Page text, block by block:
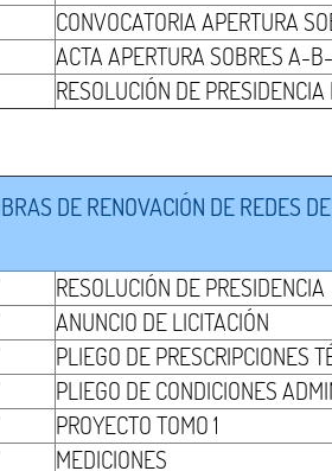
CONVOCATORIA APERTURA
ACTA APERTURA SOBRES A-
RESOLUCIÓN DE
DE RENOVACIÓN DE REDES
RESOLUCIÓN DE PRESIDENCIA
ANUNCIO DE LICITACIÓN
PLIEGO DE PRESCRIPCIONES
PLIEGO DE CONDICIONES
PROYECTO TOMO 1
MEDICIONES